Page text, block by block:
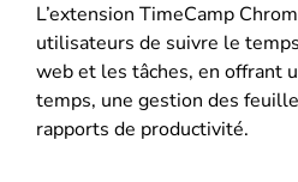
L’extension TimeCamp
utilisateurs de suivre le
web et les tâches, en offrant
temps, une gestion des
rapports de productivité.